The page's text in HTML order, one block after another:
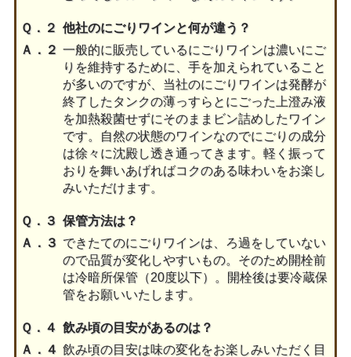
Ｑ．２ 他社のにごりワインと何が違う？
Ａ．２ 一般的に販売しているにごりワインは濃いにご
りを維持するために、手を加えられていること
が多いのですが、当社のにごりワインは発酵が
終了したタンクの薄っすらとにごった上澄み液
を加熱殺菌せずにそのままビン詰めしたワイン
です。自然の状態のワインなのでにごりの成分
は徐々に沈殿し透き通ってきます。軽く振って
おりを舞いあげればコクのある味わいをお楽し
みいただけます。
Ｑ．３ 保管方法は？
Ａ．３ できたてのにごりワインは、ろ過をしていない
ので品質が変化しやすいもの。そのため開栓前
は冷暗所保管（20度以下）。開栓後は要冷蔵保
管をお願いいたします。
Ｑ．４ 飲み頃の目安があるのは？
Ａ．４ 飲み頃の目安は味の変化をお楽しみいただく目